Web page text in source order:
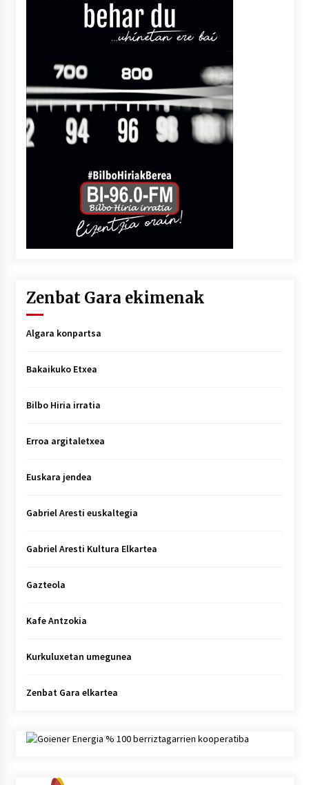
Zenbat Gara ekimenak
Algara konpartsa
Bakaikuko Etxea
Bilbo Hiria irratia
Erroa argitaletxea
Euskara jendea
Gabriel Aresti euskaltegia
Gabriel Aresti Kultura Elkartea
Gazteola
Kafe Antzokia
Kurkuluxetan umegunea
Zenbat Gara elkartea